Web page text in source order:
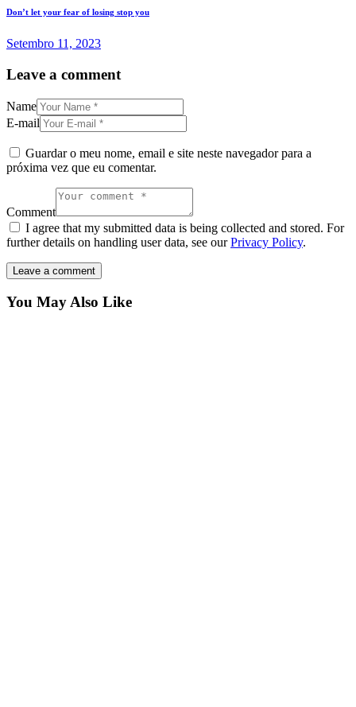
Don’t let your fear of losing stop you
Setembro 11, 2023
Leave a comment
Name
E-mail
Guardar o meu nome, email e site neste navegador para a
próxima vez que eu comentar.
Comment
I agree that my submitted data is being collected and stored. For
further details on handling user data, see ourPrivacy Policy.
You May Also Like